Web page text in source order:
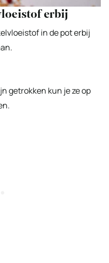
erbij
in de pot erbij
getrokken kun je ze op